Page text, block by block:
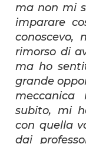
ma non mi
imparare
conoscevo,
rimorso di
ma ho
grande
meccanica
subito, mi
con quella
dai